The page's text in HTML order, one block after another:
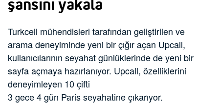
şansını yakala
Turkcell mühendisleri tarafından geliştirilen ve
arama deneyiminde yeni bir çığır açan Upcall,
kullanıcılarının seyahat günlüklerinde de yeni bir
sayfa açmaya hazırlanıyor. Upcall, özelliklerini
deneyimleyen 10 çifti
3 gece 4 gün Paris seyahatine çıkarıyor.